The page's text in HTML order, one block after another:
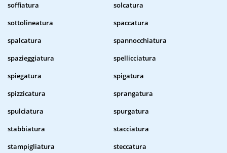
soffiatura
solcatura
sottolineatura
spaccatura
spalcatura
spannocchiatura
spazieggiatura
spellicciatura
spiegatura
spigatura
spizzicatura
sprangatura
spulciatura
spurgatura
stabbiatura
stacciatura
stampigliatura
steccatura